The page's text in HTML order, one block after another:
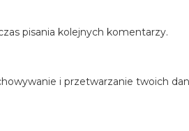
pisania kolejnych komentarzy.
i przetwarzanie twoich